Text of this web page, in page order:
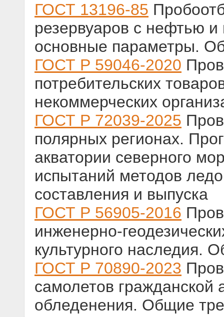
ГОСТ 13196-85
резервуаров с нефтью
основные параметры.
ГОСТ Р 59046-2020
потребительских
некоммерческих
ГОСТ Р 72039-2025
полярных регионах.
акватории северного
испытаний методов
составления и выпуска
ГОСТ Р 56905-2016
инженерно-
культурного наследия.
ГОСТ Р 70890-2023
самолетов гражданской
обледенения. Общие